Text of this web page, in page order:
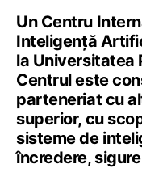
Un Centru
Inteligență
la Universitatea
Centrul este
parteneriat cu
superior, cu
sisteme de
încredere,